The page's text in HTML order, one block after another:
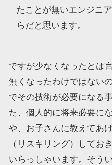
たことが無いエンジニ
らだと思います。
ですが少なくなったとは
無くなったわけではない
でその技術が必要になる
た、個人的に将来必要に
や、お子さんに教えてあ
（リスキリング）してお
いらっしゃいます。そう